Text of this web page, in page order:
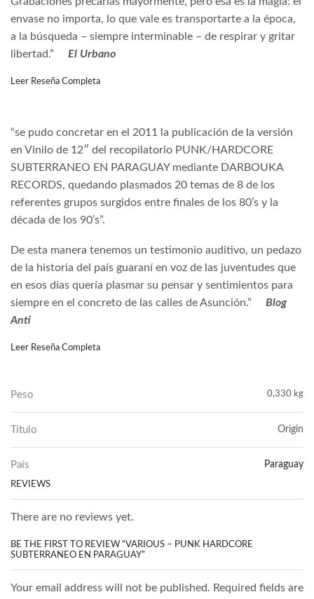
envase no importa, lo que vale es transportarte a la época,
a la búsqueda – siempre interminable – de respirar y gritar
libertad.”
El Urbano
Leer Reseña Completa
“se pudo concretar en el 2011 la publicación de la versión
en Vinilo de 12″ del recopilatorio PUNK/HARDCORE
SUBTERRANEO EN PARAGUAY mediante DARBOUKA
RECORDS, quedando plasmados 20 temas de 8 de los
referentes grupos surgidos entre finales de los 80’s y la
década de los 90’s”.
De esta manera tenemos un testimonio auditivo, un pedazo
de la historia del país guaraní en voz de las juventudes que
en esos días quería plasmar su pensar y sentimientos para
siempre en el concreto de las calles de Asunción.”
Blog
Anti
Leer Reseña Completa
Peso 0,330 kg
Título Origin
País Paraguay
REVIEWS
There are no reviews yet.
BE THE FIRST TO REVIEW “VARIOUS – PUNK HARDCORE
SUBTERRANEO EN PARAGUAY”
Your email address will not be published. Required fields are